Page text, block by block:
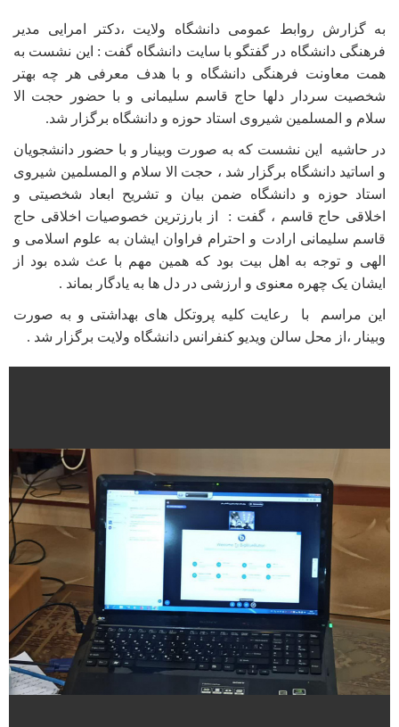
به گزارش روابط عمومی دانشگاه ولایت ،دکتر امرایی مدیر
فرهنگی دانشگاه در گفتگو با سایت دانشگاه گفت : این نشست به
همت معاونت فرهنگی دانشگاه و با هدف معرفی هر چه بهتر
شخصیت سردار دلها حاج‌ قاسم سلیمانی و با حضور حجت الا
سلام و المسلمین شیروی استاد حوزه و دانشگاه برگزار شد.
در حاشیه این نشست که به صورت وبینار و با حضور دانشجویان
و اساتید دانشگاه برگزار شد ، حجت الا سلام و المسلمین شیروی
استاد حوزه و دانشگاه ضمن بیان و تشریح ابعاد شخصیتی و
اخلاقی حاج قاسم ، گفت : از بارزترین خصوصیات اخلاقی حاج
قاسم سلیمانی ارادت و احترام فراوان ایشان به علوم اسلامی و
الهی و توجه به اهل بیت بود که همین مهم با عث شده بود از
ایشان یک چهره معنوی ‌و ارزشی در دل ها به یادگار بماند .
این مراسم با رعایت کلیه پروتکل های بهداشتی و به صورت
وبینار ،از محل سالن ویدیو کنفرانس دانشگاه ولایت برگزار شد .